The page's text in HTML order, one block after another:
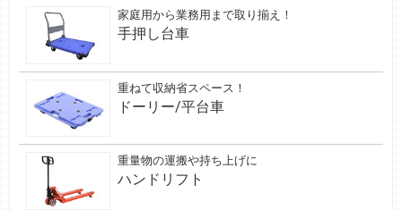
家庭用から業務用まで取り揃え！
手押し台車
重ねて収納省スペース！
ドーリー/平台車
重量物の運搬や持ち上げに
ハンドリフト